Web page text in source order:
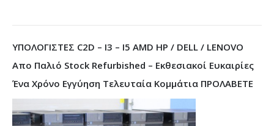
ΥΠΟΛΟΓΙΣΤΕΣ C2D – I3 – I5 AMD HP / DELL / LENOVO
Απο Παλιό Stock Refurbished – Εκθεσιακοί Ευκαιρίες
Ένα Χρόνο Εγγύηση Τελευταία Κομμάτια ΠΡΟΛΑΒΕΤΕ